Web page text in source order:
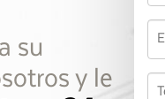
su
y le